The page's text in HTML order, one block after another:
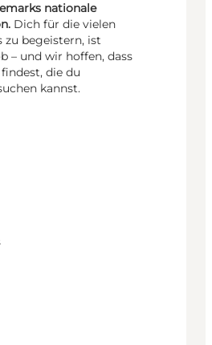
nationale
Dich für die vielen
zu begeistern, ist
– und wir hoffen, dass
die du
kannst.